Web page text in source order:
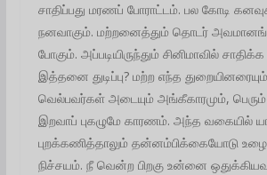
சாதிப்பது மரணப் போராட்டம். பல கோடி
நனவாகும். மற்றனைத்தும் தொடர்
போகும். அப்படியிருந்தும் சினிமாவில்
இத்தனை துடிப்பு? மற்ற எந்த
வெல்பவர்கள் அடையும் அங்கீகாரமும்,
இறவாப் புகழுமே காரணம். அந்த வகையில்
புறக்கணித்தாலும் தன்னம்பிக்கையோடு
நிச்சயம். நீ வென்ற பிறகு உன்னை